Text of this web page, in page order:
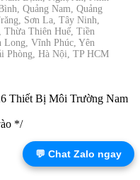
Quảng Nam, Quảng
Sơn La, Tây Ninh,
Thừa Thiên Huế, Tiền
Long, Vĩnh Phúc, Yên
Phòng, Hà Nội, TP HCM
Thiết Bị Môi Trường Nam
*/
💬 Chat Zalo ngay